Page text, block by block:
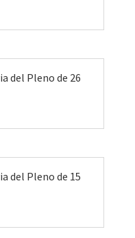
del Pleno de 26
del Pleno de 15